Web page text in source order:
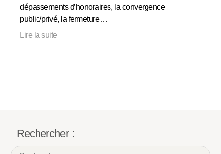
dépassements d’honoraires, la convergence
public/privé, la fermeture…
Lire la suite
Rechercher :